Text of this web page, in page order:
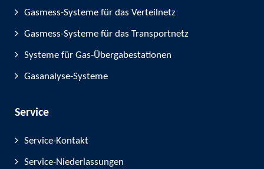
Gasmess-Systeme für das Verteilnetz
Gasmess-Systeme für das Transportnetz
Systeme für Gas-Übergabestationen
Gasanalyse-Systeme
Service
Service-Kontakt
Service-Niederlassungen